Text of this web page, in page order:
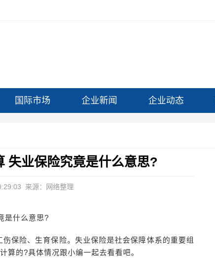
国际市场 企业新闻 企业动态
失业保险究竟是什么意思?
来源：网络整理
是什么意思?
保险、生育保险。失业保险是社会保障体系的重要组
算的?具体情况跟小编一起去看看吧。